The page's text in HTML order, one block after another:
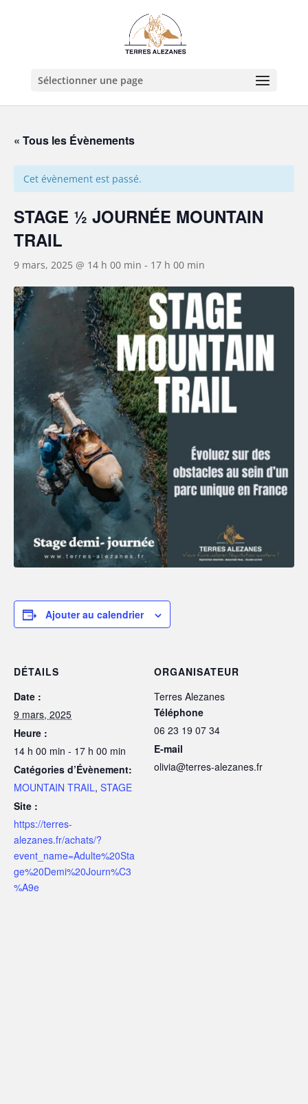
Sélectionner une page
« Tous les Évènements
Cet évènement est passé.
STAGE ½ JOURNÉE MOUNTAIN
TRAIL
9 mars, 2025 @ 14 h 00 min - 17 h 00 min
Ajouter au calendrier
DÉTAILS
Date :
9 mars, 2025
Heure :
14 h 00 min - 17 h 00 min
Catégories d’Évènement:
MOUNTAIN TRAIL, STAGE
Site :
https://terres-
alezanes.fr/achats/?
event_name=Adulte%20Sta
ge%20Demi%20Journ%C3
%A9e
ORGANISATEUR
Terres Alezanes
Téléphone
06 23 19 07 34
E-mail
olivia@terres-alezanes.fr